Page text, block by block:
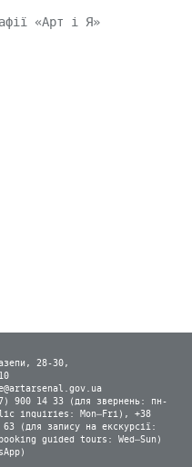
«Арт і Я»
28-30,
900 14 33 (для звернень: пн-
inquiries: Mon–Fri), +38
(для запису на екскурсії:
guided tours: Wed–Sun)